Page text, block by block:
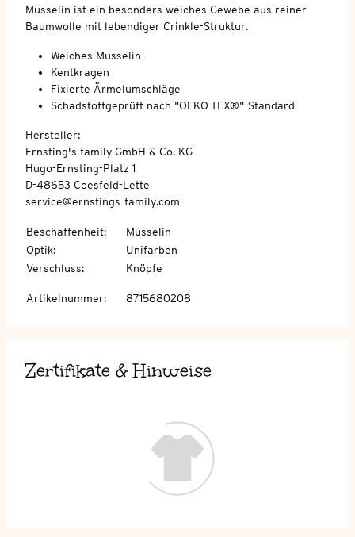
Musselin ist ein besonders weiches Gewebe aus reiner
Baumwolle mit lebendiger Crinkle-Struktur.
Weiches Musselin
Kentkragen
Fixierte Ärmelumschläge
Schadstoffgeprüft nach "OEKO-TEX®"-Standard
Hersteller:
Ernsting's family GmbH & Co. KG
Hugo-Ernsting-Platz 1
D-48653 Coesfeld-Lette
service@ernstings-family.com
Beschaffenheit:
Musselin
Optik:
Unifarben
Verschluss: Knöpfe
Artikelnummer: 8715680208
Zertifikate & Hinweise